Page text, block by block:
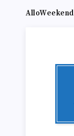
AlloWeekend